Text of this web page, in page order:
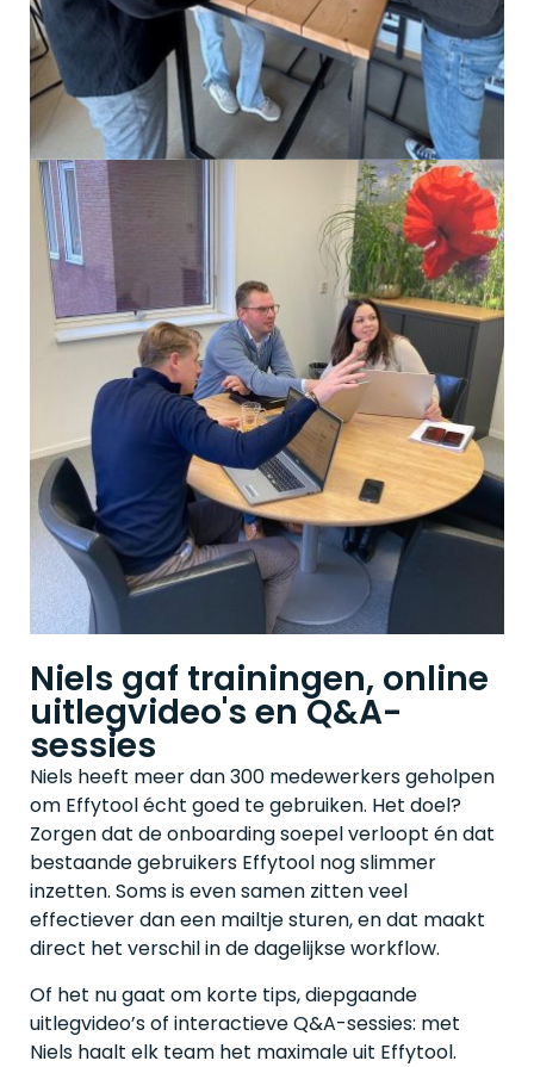
Niels gaf trainingen, online
uitlegvideo's en Q&A-
sessies
Niels heeft meer dan 300 medewerkers geholpen
om Effytool écht goed te gebruiken. Het doel?
Zorgen dat de onboarding soepel verloopt én dat
bestaande gebruikers Effytool nog slimmer
inzetten. Soms is even samen zitten veel
effectiever dan een mailtje sturen, en dat maakt
direct het verschil in de dagelijkse workflow.
Of het nu gaat om korte tips, diepgaande
uitlegvideo’s of interactieve Q&A-sessies: met
Niels haalt elk team het maximale uit Effytool.